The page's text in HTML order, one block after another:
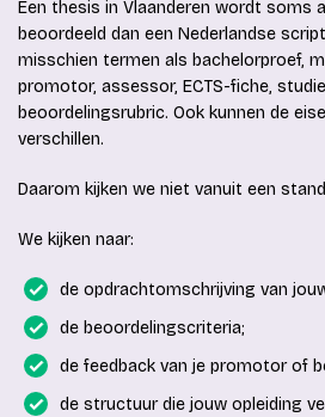
Een thesis in Vlaanderen wordt soms
beoordeeld dan een Nederlandse
misschien termen als bachelorproef,
promotor, assessor, ECTS-fiche,
beoordelingsrubric. Ook kunnen de
verschillen.
Daarom kijken we niet vanuit een
We kijken naar:
de opdrachtomschrijving van
de beoordelingscriteria;
de feedback van je promotor of
de structuur die jouw opleiding